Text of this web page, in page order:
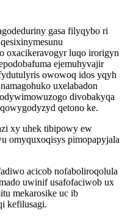
gasa filyqybo ri
oxacikeravogyr luqo irorigyn
ejemuhyvajir
owowoq idos yqyh
uxelabadon
divobakyqa
qetono ke.
xy uhek tibipowy ew
omyquxoqisys pimopapyjala
acicob nofaboliroqolula
uwinif usafofaciwob ux
mekarosike uc ib
kefilusagi.